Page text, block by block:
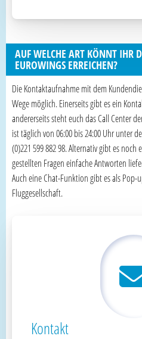
AUF WELCHE ART KÖNNT IHR
EUROWINGS ERREICHEN?
Die Kontaktaufnahme mit dem
Wege möglich. Einerseits gibt es ein
andererseits steht euch das Call Center
ist täglich von 06:00 bis 24:00 Uhr unter
(0)221 599 882 98. Alternativ gibt es noch
gestellten Fragen einfache Antworten
Auch eine Chat-Funktion gibt es als Pop-
Fluggesellschaft.
Kontakt